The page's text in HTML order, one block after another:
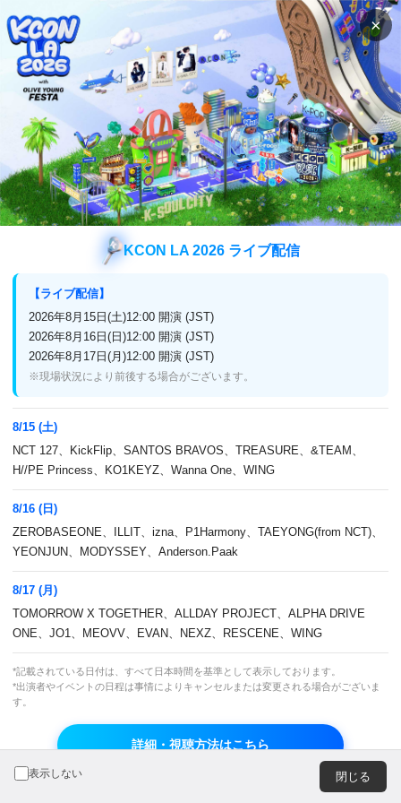
検索 視聴方法
検索 I.O.Iの検索結果
I.O.I 検索結果
企業情報
プライバシーポリシー
JASRAC 許諾番号
9013278002Y45037
X000470B01L
© CJ ENM Japan Inc. All Rights Reserved.
よりよいエクスペリエンスを提供するため、当ウェブサイト
Cookie の使用を承諾したものとみなされます。詳細につい
てはプライバシーポリシーをご覧ください。
OK
×
KCON LA 2026 ライブ配信
【ライブ配信】
2026年8月15日(土)12:00 開演 (JST)
2026年8月16日(日)12:00 開演 (JST)
2026年8月17日(月)12:00 開演 (JST)
※現場状況により前後する場合がございます。
8/15 (土)
NCT 127、KickFlip、SANTOS BRAVOS、TREASURE、&TEAM、
H//PE Princess、KO1KEYZ、Wanna One、WING
8/16 (日)
ZEROBASEONE、ILLIT、izna、P1Harmony、TAEYONG(from NCT)、
YEONJUN、MODYSSEY、Anderson.Paak
8/17 (月)
TOMORROW X TOGETHER、ALLDAY PROJECT、ALPHA DRIVE
ONE、JO1、MEOVV、EVAN、NEXZ、RESCENE、WING
*記載されている日付は、すべて日本時間を基準として表示しております。
*出演者やイベントの日程は事情によりキャンセルまたは変更される場合がございま
す。
詳細・視聴方法はこちら
表示しない 閉じる